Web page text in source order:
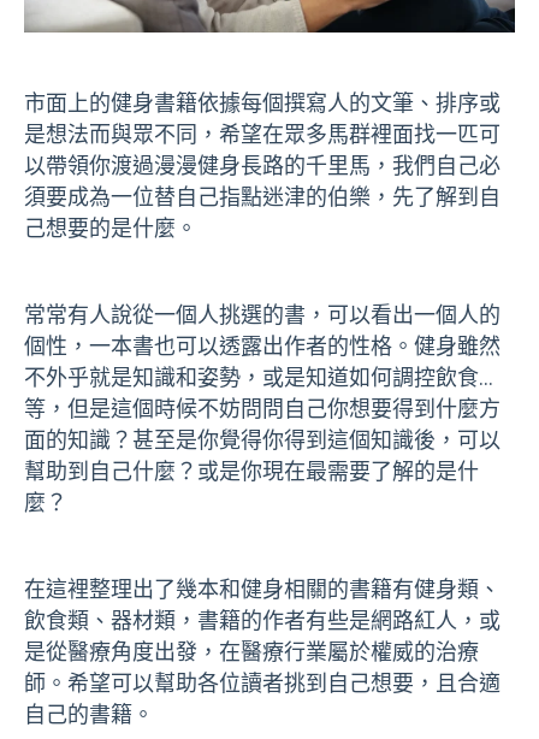
市面上的健身書籍依據每個撰寫人的文筆、排序或
是想法而與眾不同，希望在眾多馬群裡面找一匹可
以帶領你渡過漫漫健身長路的千里馬，我們自己必
須要成為一位替自己指點迷津的伯樂，先了解到自
己想要的是什麼。
常常有人說從一個人挑選的書，可以看出一個人的
個性，一本書也可以透露出作者的性格。健身雖然
不外乎就是知識和姿勢，或是知道如何調控飲食...
等，但是這個時候不妨問問自己你想要得到什麼方
面的知識 ？ 甚至是你覺得你得到這個知識後，可以
幫助到自己什麼 ？ 或是你現在最需要了解的是什
麼？
在這裡整理出了幾本和健身相關的書籍有健身類、
飲食類、器材類，書籍的作者有些是網路紅人，或
是從醫療角度出發，在醫療行業屬於權威的治療
師。希望可以幫助各位讀者挑到自己想要，且合適
自己的書籍。